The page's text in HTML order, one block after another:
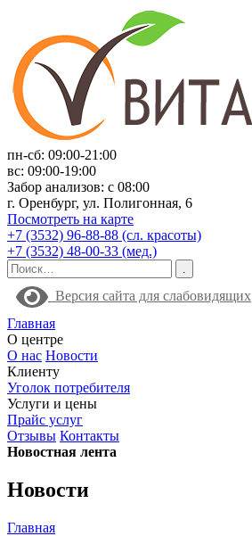
пн-сб: 09:00-21:00
вс: 09:00-19:00
Забор анализов: с 08:00
г. Оренбург, ул. Полигонная, 6
Посмотреть на карте
+7 (3532) 96-88-88 (сл. красоты)
+7 (3532) 48-00-33 (мед.)
Версия сайта для слабовидящих
Главная
О центре
О нас Новости
Клиенту
Уголок потребителя
Услуги и цены
Прайс услуг
Отзывы Контакты
Новостная лента
Новости
Главная